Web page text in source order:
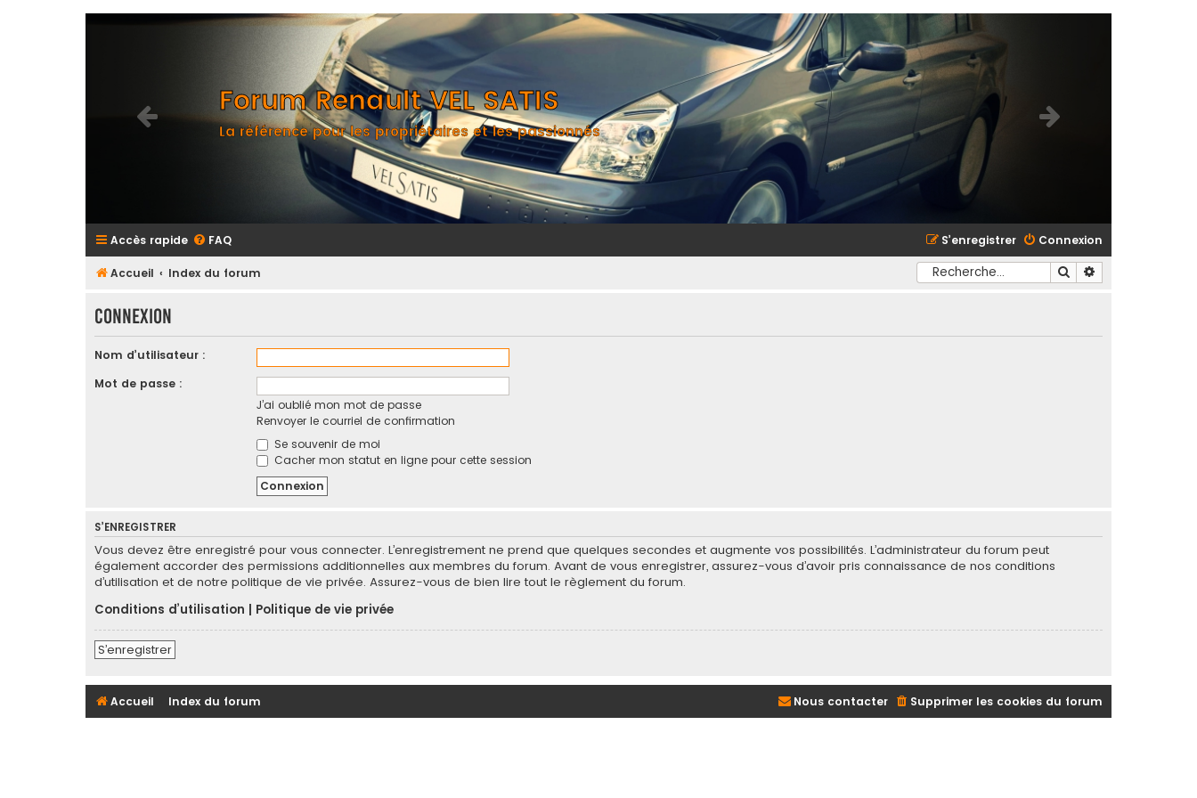
Forum Renault VEL SATIS
La référence pour les propriétaires et les passionnés
Accès rapide FAQ Connexion
S’enregistrer
Accueil Index du forum Rechercher
Connexion
Nom d’utilisateur :
Mot de passe :
J’ai oublié mon mot de passe
Renvoyer le courriel de confirmation
Se souvenir de moi
Cacher mon statut en ligne pour cette session
S’ENREGISTRER
Vous devez être enregistré pour vous connecter. L’enregistrement ne prend que quelques secondes et augmente vos possibilités. L’administrateur du forum peut
également accorder des permissions additionnelles aux membres du forum. Avant de vous enregistrer, assurez-vous d’avoir pris connaissance de nos conditions
d’utilisation et de notre politique de vie privée. Assurez-vous de bien lire tout le règlement du forum.
Conditions d’utilisation | Politique de vie privée
S’enregistrer
Accueil Index du forum Supprimer les cookies du forum
Nous contacter